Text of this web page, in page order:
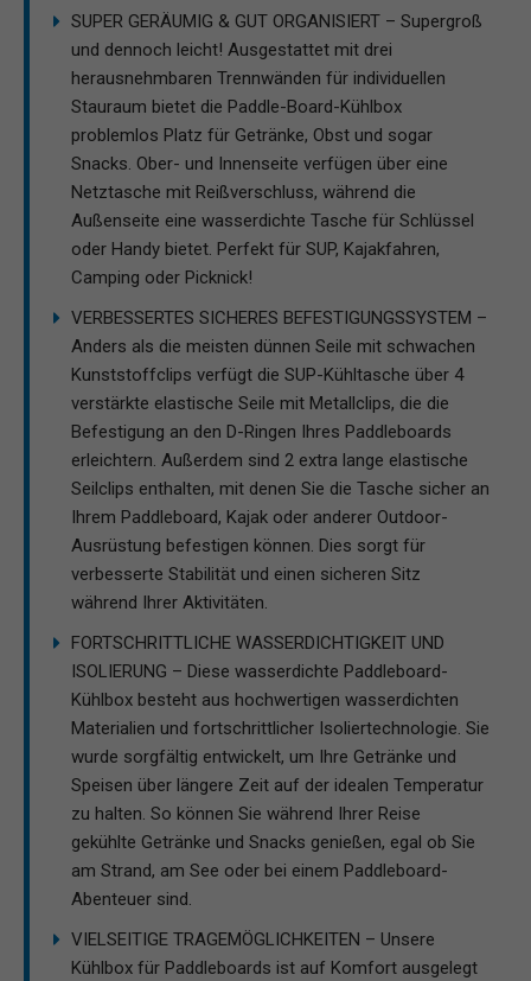
SUPER GERÄUMIG & GUT ORGANISIERT – Supergroß
und dennoch leicht! Ausgestattet mit drei
herausnehmbaren Trennwänden für individuellen
Stauraum bietet die Paddle-Board-Kühlbox
problemlos Platz für Getränke, Obst und sogar
Snacks. Ober- und Innenseite verfügen über eine
Netztasche mit Reißverschluss, während die
Außenseite eine wasserdichte Tasche für Schlüssel
oder Handy bietet. Perfekt für SUP, Kajakfahren,
Camping oder Picknick!
VERBESSERTES SICHERES BEFESTIGUNGSSYSTEM –
Anders als die meisten dünnen Seile mit schwachen
Kunststoffclips verfügt die SUP-Kühltasche über 4
verstärkte elastische Seile mit Metallclips, die die
Befestigung an den D-Ringen Ihres Paddleboards
erleichtern. Außerdem sind 2 extra lange elastische
Seilclips enthalten, mit denen Sie die Tasche sicher an
Ihrem Paddleboard, Kajak oder anderer Outdoor-
Ausrüstung befestigen können. Dies sorgt für
verbesserte Stabilität und einen sicheren Sitz
während Ihrer Aktivitäten.
FORTSCHRITTLICHE WASSERDICHTIGKEIT UND
ISOLIERUNG – Diese wasserdichte Paddleboard-
Kühlbox besteht aus hochwertigen wasserdichten
Materialien und fortschrittlicher Isoliertechnologie. Sie
wurde sorgfältig entwickelt, um Ihre Getränke und
Speisen über längere Zeit auf der idealen Temperatur
zu halten. So können Sie während Ihrer Reise
gekühlte Getränke und Snacks genießen, egal ob Sie
am Strand, am See oder bei einem Paddleboard-
Abenteuer sind.
VIELSEITIGE TRAGEMÖGLICHKEITEN – Unsere
Kühlbox für Paddleboards ist auf Komfort ausgelegt